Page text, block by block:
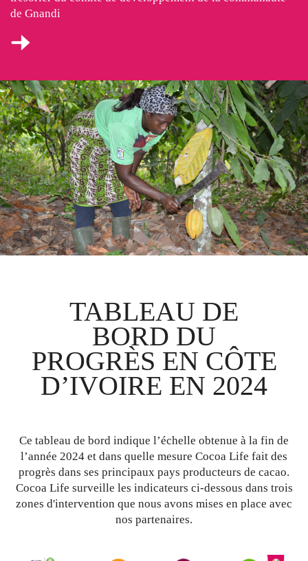
de Gnandi
TABLEAU DE
BORD DU
PROGRÈS EN CÔTE
D’IVOIRE EN 2024
Ce tableau de bord indique l’échelle obtenue à la fin de
l’année 2024 et dans quelle mesure Cocoa Life fait des
progrès dans ses principaux pays producteurs de cacao.
Cocoa Life surveille les indicateurs ci-dessous dans trois
zones d'intervention que nous avons mises en place avec
nos partenaires.